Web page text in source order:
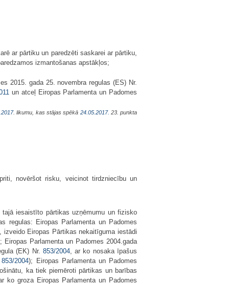
ar pārtiku un paredzēti saskarei ar pārtiku,
izmantošanas apstākļos;
2015. gada 25. novembra regulas (ES) Nr.
un atceļ Eiropas Parlamenta un Padomes
. likumu, kas stājas spēkā 24.05.2017. 23. punkta
novēršot risku, veicinot tirdzniecību un
iesaistīto pārtikas uzņēmumu un fizisko
regulas: Eiropas Parlamenta un Padomes
Eiropas Pārtikas nekaitīguma iestādi
Eiropas Parlamenta un Padomes 2004.gada
(EK) Nr. 853/2004, ar ko nosaka īpašus
853/2004); Eiropas Parlamenta un Padomes
ka tiek piemēroti pārtikas un barības
ko groza Eiropas Parlamenta un Padomes